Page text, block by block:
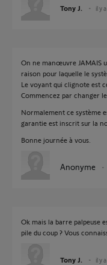
Tony J. il y
On ne manœuvre JAMAIS
raison pour laquelle le
Le voyant qui clignote est
Commencez par changer
Normalement ce système
garantie est inscrit sur la
Bonne journée à vous.
Anonyme
Ok mais la barre palpeuse
pile du coup ? Vous
Tony J. il y